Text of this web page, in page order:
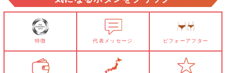
特徴 代表メッセージ ビフォーアフター